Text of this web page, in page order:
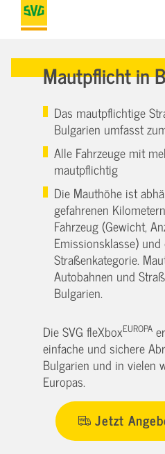
Mautpflicht in
Das mautpflichtige
Bulgarien umfasst
Alle Fahrzeuge mit
mautpflichtig
Die Mauthöhe ist
gefahrenen
Fahrzeug (Gewicht,
Emissionsklasse)
Straßenkategorie.
Autobahnen und
Bulgarien.
Die SVG fleXboxEUROPA
einfache und sichere
Bulgarien und in vielen
Europas.
Jetzt